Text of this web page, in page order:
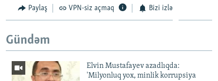
Auto 240p 360p 480p480p
Paylaş VPN-siz açmaq Bizi izlə
Gündəm
Elvin Mustafayev azadlıqda:
'Milyonluq yox, minlik korrupsiya